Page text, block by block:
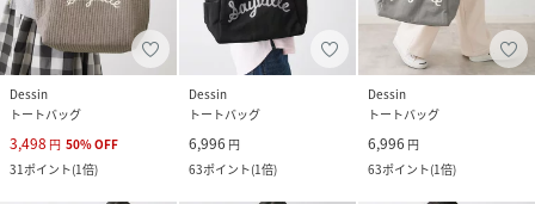
Dessin
トートバッグ
3,498 円 50%OFF
31ポイント(1倍)
Dessin
トートバッグ
6,996 円
63ポイント(1倍)
Dessin
トートバッグ
6,996 円
63ポイント(1倍)